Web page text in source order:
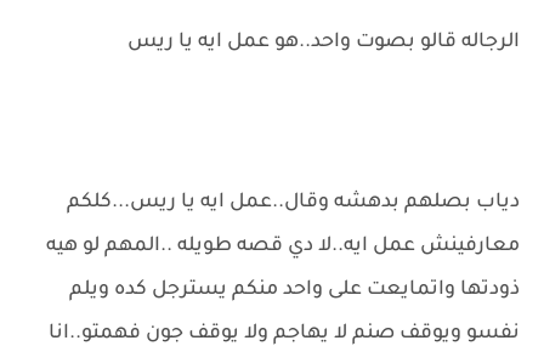
الرجاله قالو بصوت واحد..هو عمل ايه يا ريس
دياب بصلهم بدهشه وقال..عمل ايه يا ريس...كلكم
معارفينش عمل ايه..لا دي قصه طويله ..المهم لو هيه
ذودتها واتمايعت على واحد منكم يسترجل كده ويلم
نفسو ويوقف صنم لا يهاجم ولا يوقف جون فهمتو..انا